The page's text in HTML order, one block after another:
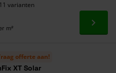
varianten
m² Ga
offerte aan!
XT Solar